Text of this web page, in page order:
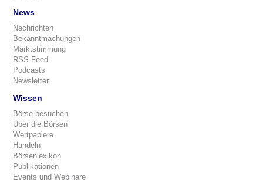
News
Nachrichten
Bekanntmachungen
Marktstimmung
RSS-Feed
Podcasts
Newsletter
Wissen
Börse besuchen
Über die Börsen
Wertpapiere
Handeln
Börsenlexikon
Publikationen
Events und Webinare